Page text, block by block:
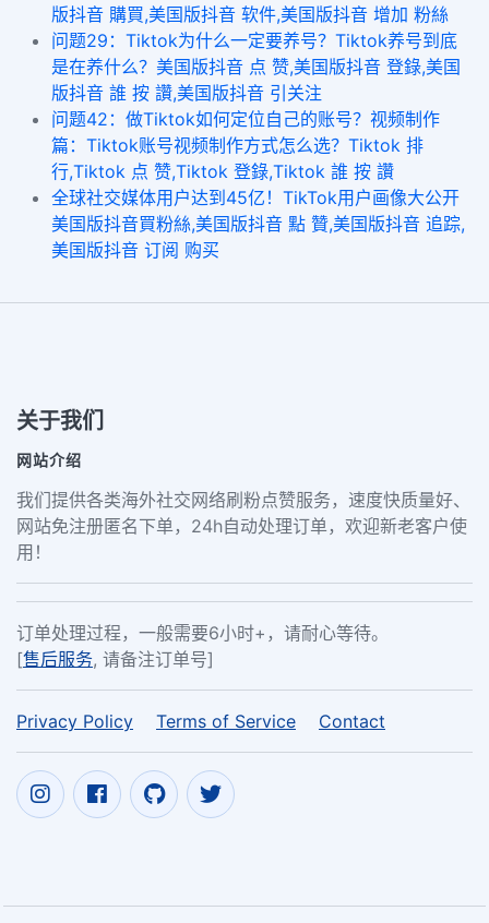
版抖音 購買,美国版抖音 软件,美国版抖音 增加 粉絲
问题29：Tiktok为什么一定要养号？Tiktok养号到底
是在养什么？美国版抖音 点 赞,美国版抖音 登錄,美国
版抖音 誰 按 讚,美国版抖音 引关注
问题42：做Tiktok如何定位自己的账号？视频制作
篇：Tiktok账号视频制作方式怎么选？Tiktok 排
行,Tiktok 点 赞,Tiktok 登錄,Tiktok 誰 按 讚
全球社交媒体用户达到45亿！TikTok用户画像大公开
美国版抖音買粉絲,美国版抖音 點 贊,美国版抖音 追踪,
美国版抖音 订阅 购买
关于我们
网站介绍
我们提供各类海外社交网络刷粉点赞服务，速度快质量好、
网站免注册匿名下单，24h自动处理订单，欢迎新老客户使
用！
订单处理过程，一般需要6小时+，请耐心等待。
[售后服务, 请备注订单号]
Privacy Policy Terms of Service Contact